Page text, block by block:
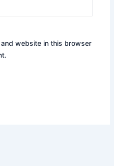
and website in this browser